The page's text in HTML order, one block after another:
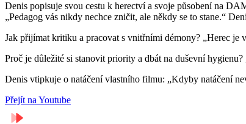
Denis popisuje svou cestu k herectví a svoje působení na
„Pedagog vás nikdy nechce zničit, ale někdy se to stane.“
Jak přijímat kritiku a pracovat s vnitřními démony? „Herec je
Proč je důležité si stanovit priority a dbát na duševní
Denis vtipkuje o natáčení vlastního filmu: „Kdyby natáčení
Přejít na Youtube